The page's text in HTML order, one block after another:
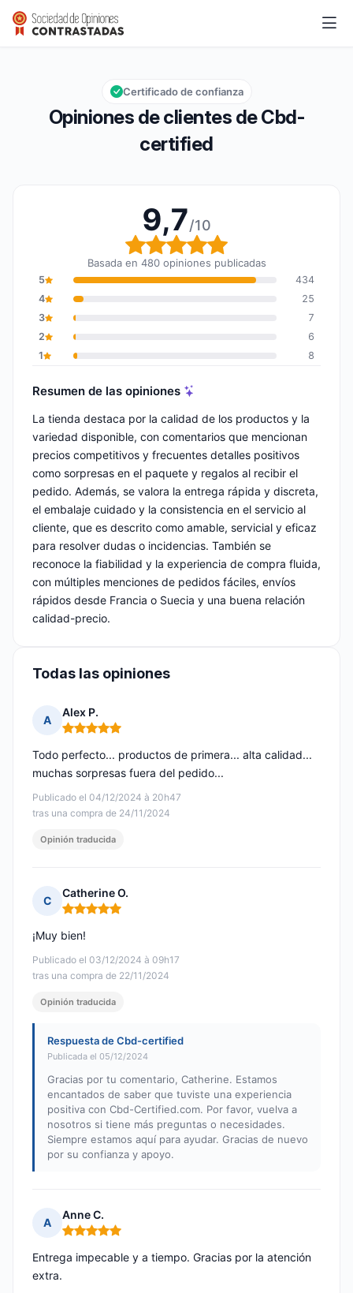
Cbd-certified
Calificación global: 9,7 de 10
9,7/10
Opiniones de clientes de Cbd-
certified
Certificado de confianza
9,7/10
Calificación global: 9,7
Basada en 480 opiniones publicadas
5
434
4
25
3
7
2
6
1
8
Resumen de las opiniones
La tienda destaca por la calidad de los productos y la
variedad disponible, con comentarios que mencionan
precios competitivos y frecuentes detalles positivos
como sorpresas en el paquete y regalos al recibir el
pedido. Además, se valora la entrega rápida y discreta,
el embalaje cuidado y la consistencia en el servicio al
cliente, que es descrito como amable, servicial y eficaz
para resolver dudas o incidencias. También se
reconoce la fiabilidad y la experiencia de compra fluida,
con múltiples menciones de pedidos fáciles, envíos
rápidos desde Francia o Suecia y una buena relación
calidad-precio.
Todas las opiniones
A
Alex P.
Nota: 5 de 5
Publicado el 04/12/2024 à 20h47
tras una compra de 24/11/2024
Todo perfecto... productos de primera... alta calidad...
muchas sorpresas fuera del pedido...
Opinión traducida
C
Catherine O.
Nota: 5 de 5
Publicado el 03/12/2024 à 09h17
tras una compra de 22/11/2024
¡Muy bien!
Opinión traducida
Respuesta de Cbd-certified
Publicada el 05/12/2024
Gracias por tu comentario, Catherine. Estamos
encantados de saber que tuviste una experiencia
positiva con Cbd-Certified.com. Por favor, vuelva a
nosotros si tiene más preguntas o necesidades.
Siempre estamos aquí para ayudar. Gracias de nuevo
por su confianza y apoyo.
A
Anne C.
Nota: 5 de 5
Entrega impecable y a tiempo. Gracias por la atención
extra.